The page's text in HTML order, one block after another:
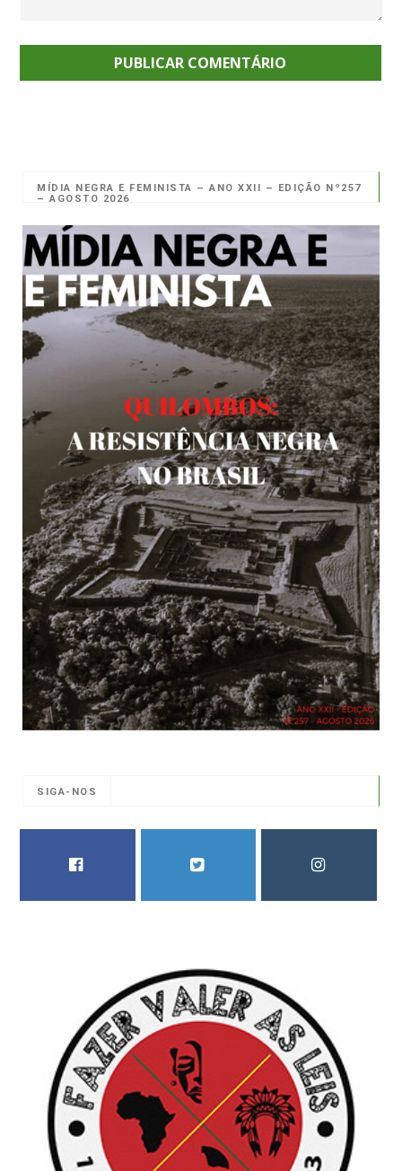
MÍDIA NEGRA E FEMINISTA – ANO XXII – EDIÇÃO Nº257
– AGOSTO 2026
SIGA-NOS